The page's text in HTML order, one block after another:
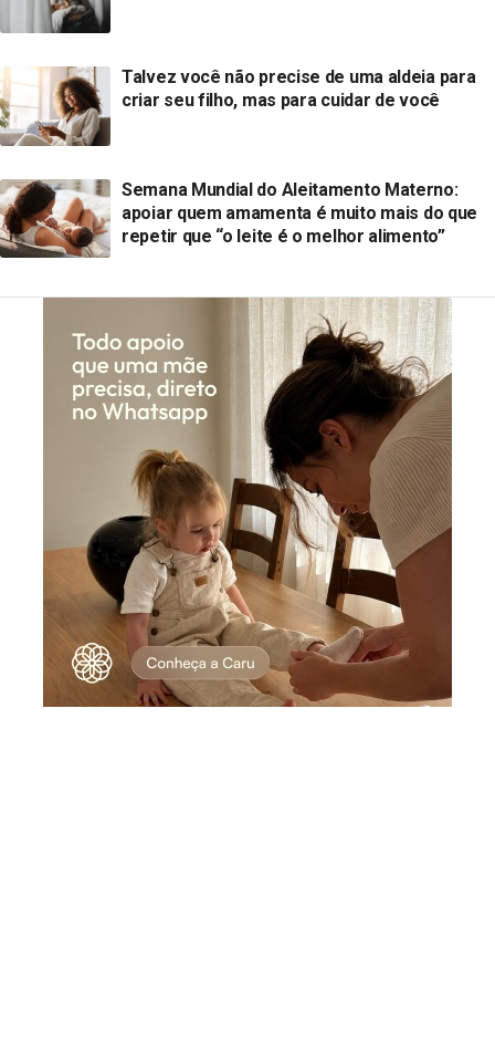
Talvez você não precise de uma aldeia para
criar seu filho, mas para cuidar de você
Semana Mundial do Aleitamento Materno:
apoiar quem amamenta é muito mais do que
repetir que “o leite é o melhor alimento”